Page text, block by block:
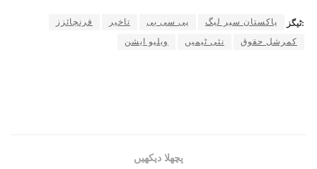
ٹیگز: پاکستان سپر لیگ پی سی بی تاخیر
فرنچائزز
کمرشل حقوق
نئی ٹیمیں ویلیو ایشن
پچھلا دیکھیں